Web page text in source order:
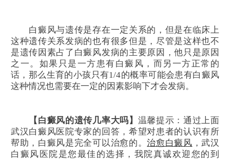
白癜风与遗传是存在一定关系的，但是在临床上
这种遗传关系发病的也有很多但是，尽管是这样也不
是遗传因素占了白癜风发病的主要原因，他只是原因
之一。如果只是一方患有白癜风，而另一方正常的
话，那么生育的小孩只有1/4的概率可能会患有白癜风
这种情况也需要在一定的因素影响下才会发病。
【白癜风的遗传几率大吗】 温馨提示：通过上面
武汉白癜风医院专家的回答，希望对患者的认识有所
帮助，白癜风是完全可以治愈的。治愈白癜风 ，武汉
白癜风医院是您最佳的选择，我院真诚欢迎您的到